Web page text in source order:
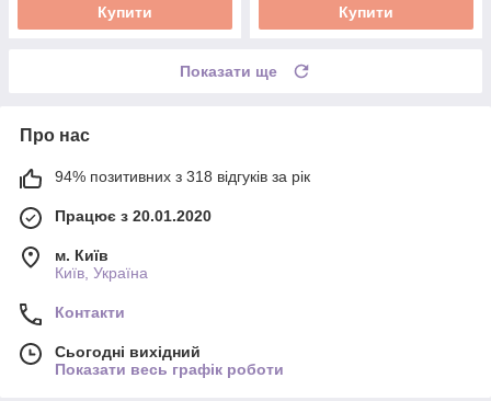
Купити Купити
Показати ще
Про нас
94% позитивних з 318 відгуків за рік
Працює з 20.01.2020
м. Київ
Київ, Україна
Контакти
Сьогодні вихідний
Показати весь графік роботи